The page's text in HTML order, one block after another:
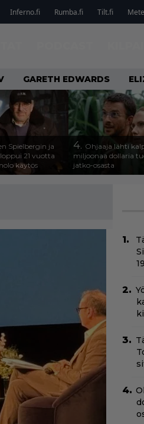
Inferno.fi Rumba.fi Tilt.fi
GARETH EDWARDS
Spielbergin ja
21 vuotta
käytös
4. Ohjaaja lähti
miljoonaa dollaria
jatko-osasta